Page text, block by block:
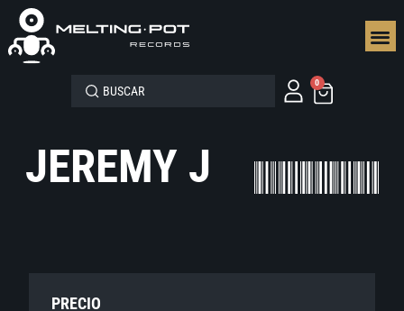
0
JEREMY J
PRECIO